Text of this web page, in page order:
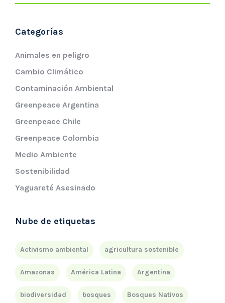
Categorías
Animales en peligro
Cambio Climático
Contaminación Ambiental
Greenpeace Argentina
Greenpeace Chile
Greenpeace Colombia
Medio Ambiente
Sostenibilidad
Yaguareté Asesinado
Nube de etiquetas
Activismo ambiental agricultura sostenible
Amazonas América Latina Argentina
biodiversidad bosques Bosques Nativos